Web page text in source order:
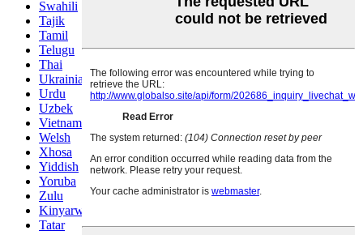
Swahili
Tajik
Tamil
Telugu
Thai
Ukrainian
Urdu
Uzbek
Vietnamese
Welsh
Xhosa
Yiddish
Yoruba
Zulu
Kinyarwanda
Tatar